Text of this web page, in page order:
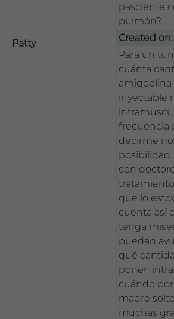
pasciente
pulmón?.
Patty
Created on:
Para un
cuánta
amigdalina
inyectable
frecuencia
decirme
posibilidad
con
que lo
cuenta así
tenga
puedan
qué
poner
cuándo
madre
muchas